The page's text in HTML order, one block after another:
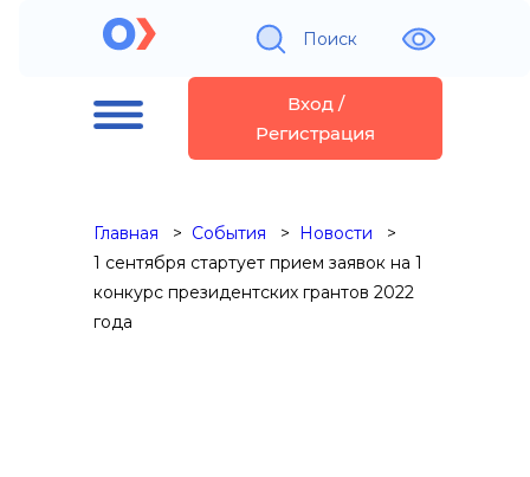
Поиск
Вход /
Регистрация
Главная События
Новости
1 сентября стартует прием заявок на 1
конкурс президентских грантов 2022
года